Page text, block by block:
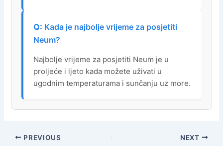
Kada je najbolje vrijeme za posjetiti
Neum?
Najbolje vrijeme za posjetiti Neum je u
proljeće i ljeto kada možete uživati u
ugodnim temperaturama i sunčanju uz more.
PREVIOUS NEXT